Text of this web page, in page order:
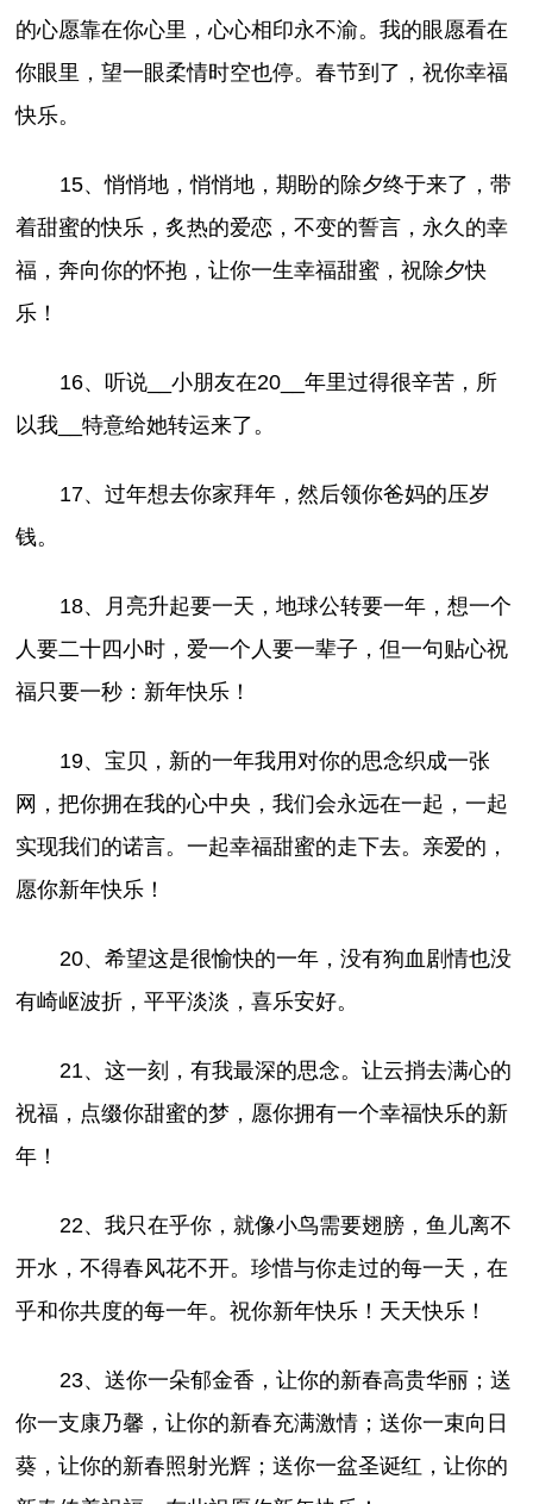
的心愿靠在你心里，心心相印永不渝。我的眼愿看在
你眼里，望一眼柔情时空也停。春节到了，祝你幸福
快乐。
15、悄悄地，悄悄地，期盼的除夕终于来了，带
着甜蜜的快乐，炙热的爱恋，不变的誓言，永久的幸
福，奔向你的怀抱，让你一生幸福甜蜜，祝除夕快
乐！
16、听说__小朋友在20__年里过得很辛苦，所
以我__特意给她转运来了。
17、过年想去你家拜年，然后领你爸妈的压岁
钱。
18、月亮升起要一天，地球公转要一年，想一个
人要二十四小时，爱一个人要一辈子，但一句贴心祝
福只要一秒：新年快乐！
19、宝贝，新的一年我用对你的思念织成一张
网，把你拥在我的心中央，我们会永远在一起，一起
实现我们的诺言。一起幸福甜蜜的走下去。亲爱的，
愿你新年快乐！
20、希望这是很愉快的一年，没有狗血剧情也没
有崎岖波折，平平淡淡，喜乐安好。
21、这一刻，有我最深的思念。让云捎去满心的
祝福，点缀你甜蜜的梦，愿你拥有一个幸福快乐的新
年！
22、我只在乎你，就像小鸟需要翅膀，鱼儿离不
开水，不得春风花不开。珍惜与你走过的每一天，在
乎和你共度的每一年。祝你新年快乐！天天快乐！
23、送你一朵郁金香，让你的新春高贵华丽；送
你一支康乃馨，让你的新春充满激情；送你一束向日
葵，让你的新春照射光辉；送你一盆圣诞红，让你的